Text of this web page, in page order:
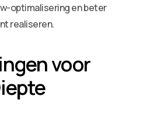
optimalisering en beter
realiseren.
voor